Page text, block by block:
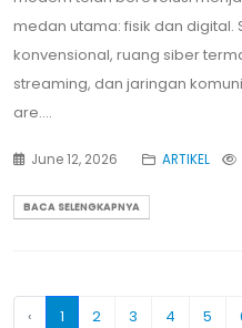
medan utama: fisik dan
konvensional, ruang siber
streaming, dan jaringan
are....
June 12, 2026 ARTIKEL
BACA SELENGKAPNYA
‹ 1 2 3 4 5